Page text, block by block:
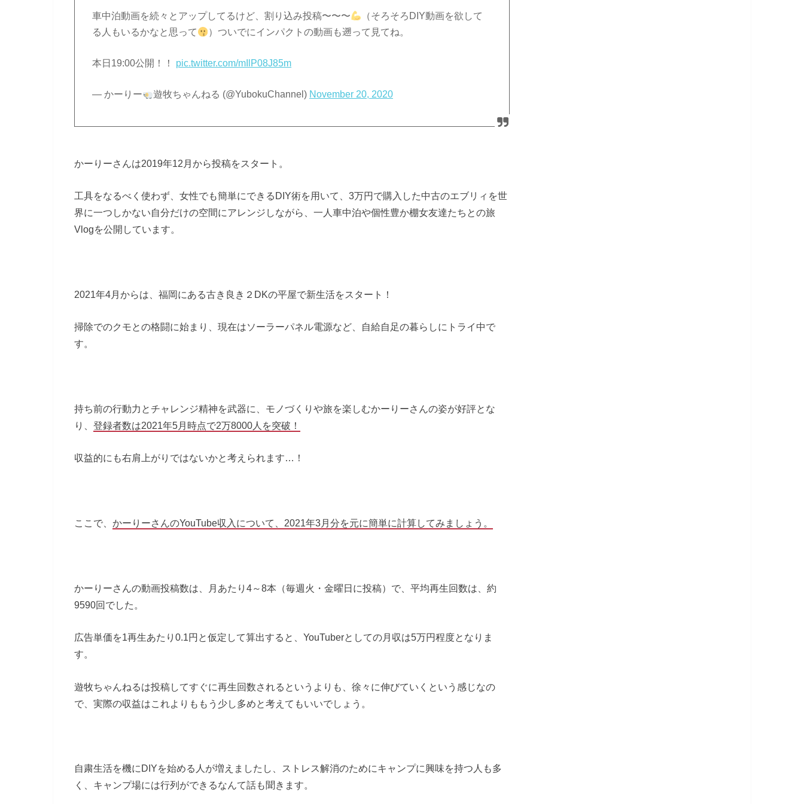
車中泊動画を続々とアップしてるけど、割り込み投稿〜〜〜
（そろそろDIY動画を欲して
る人もいるかなと思って
）ついでにインパクトの動画も遡って見てね。
本日19:00公開！！ pic.twitter.com/mIlP08J85m
— かーりー 遊牧ちゃんねる (@YubokuChannel) November 20, 2020
かーりーさんは2019年12月から投稿をスタート。
工具をなるべく使わず、女性でも簡単にできるDIY術を用いて、3万円で購入した中古のエブリィを世
界に一つしかない自分だけの空間にアレンジしながら、一人車中泊や個性豊か棚女友達たちとの旅
Vlogを公開しています。
2021年4月からは、福岡にある古き良き２DKの平屋で新生活をスタート！
掃除でのクモとの格闘に始まり、現在はソーラーパネル電源など、自給自足の暮らしにトライ中で
す。
持ち前の行動力とチャレンジ精神を武器に、モノづくりや旅を楽しむかーりーさんの姿が好評とな
り、 登録者数は2021年5月時点で2万8000人を突破！
収益的にも右肩上がりではないかと考えられます…！
ここで、 かーりーさんのYouTube収入について、2021年3月分を元に簡単に計算してみましょう。
かーりーさんの動画投稿数は、月あたり4～8本（毎週火・金曜日に投稿）で、平均再生回数は、約
9590回でした。
広告単価を1再生あたり0.1円と仮定して算出すると、YouTuberとしての月収は5万円程度となりま
す。
遊牧ちゃんねるは投稿してすぐに再生回数されるというよりも、徐々に伸びていくという感じなの
で、実際の収益はこれよりももう少し多めと考えてもいいでしょう。
自粛生活を機にDIYを始める人が増えましたし、ストレス解消のためにキャンプに興味を持つ人も多
く、キャンプ場には行列ができるなんて話も聞きます。